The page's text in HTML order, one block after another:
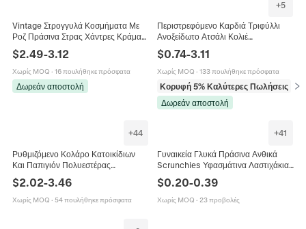
Vintage Στρογγυλά Κοσμήματα Με
Ροζ Πράσινα Στρας Χάντρες Κράμα
Ασημένιο Σκουλαρίκι Πολυτελές
Παλάτι Στυλ Για Γυναίκες
$2.49-3.12
Χωρίς MOQ · 16 πουλήθηκε πρόσφατα
Δωρεάν αποστολή
+5
Περιστρεφόμενο Καρδιά Τριφύλλι
Ανοξείδωτο Ατσάλι Κολιέ
Σκουλαρίκια Δαχτυλίδι Βραχιόλι για
Γυναίκες Ροζ Λευκό Στρας Μόδα
Κοσμήματα Αξεσουάρ
$0.74-3.11
Χωρίς MOQ · 133 πουλήθηκε πρόσφατα
Κορυφή 5% Καλύτερες Πωλήσεις
σε
Δωρεάν αποστολή
+44
Ρυθμιζόμενο Κολάρο Κατοικίδιων
Και Παπιγιόν Πολυεστέρας
Πασχαλινό Αυγό Σκύλους
$2.02-3.46
Χωρίς MOQ · 54 πουλήθηκε πρόσφατα
+41
Γυναικεία Γλυκά Πράσινα Ανθικά
Scrunchies Υφασμάτινα Λαστιχάκια
Φιόγκος Ποιμενικού Στυλ Αξεσουάρ
Μαλλιών για Κορίτσια
$0.20-0.39
Χωρίς MOQ · 23 προβολές